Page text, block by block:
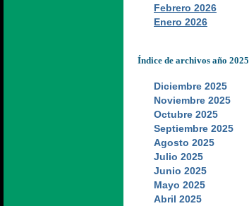
Febrero 2026
Enero 2026
Índice de archivos año 2025
Diciembre 2025
Noviembre 2025
Octubre 2025
Septiembre 2025
Agosto 2025
Julio 2025
Junio 2025
Mayo 2025
Abril 2025